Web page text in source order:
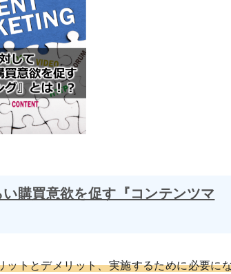
購買意欲を促す『コンテンツマ
トとデメリット、実施するために必要に